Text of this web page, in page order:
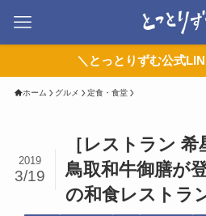
＼とっとりずむ公式
ホーム グルメ 定食・食堂
［レストラン
鳥取和牛御膳が
の和食レストラ
2019
3/19